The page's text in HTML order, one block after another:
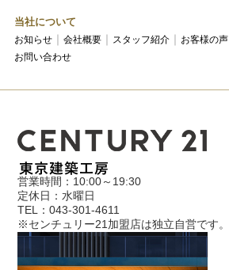
当社について
お知らせ 会社概要 スタッフ紹介 お客様の声
お問い合わせ
営業時間：10:00～19:30
定休日：水曜日
TEL：043-301-4611
※センチュリー21加盟店は独立自営です。